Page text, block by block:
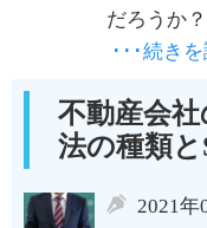
だろうか
･･･続き
不動産会
法の種類
2021年